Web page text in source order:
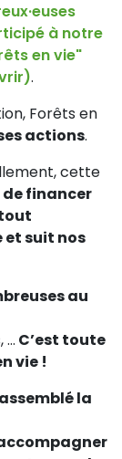
à notre
en vie"
.
Forêts en
actions.
cette
financer
et suit nos
au
C’est toute
vie !
la